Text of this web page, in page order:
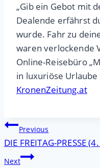
„Gib ein Gebot mit
Dealende erfährst
wurde. Fahr zu
waren verlockende
Online-Reisebüro
in luxuriöse Urlaube
KronenZeitung.at
Previous
DIE FREITAG-PRESSE
Next